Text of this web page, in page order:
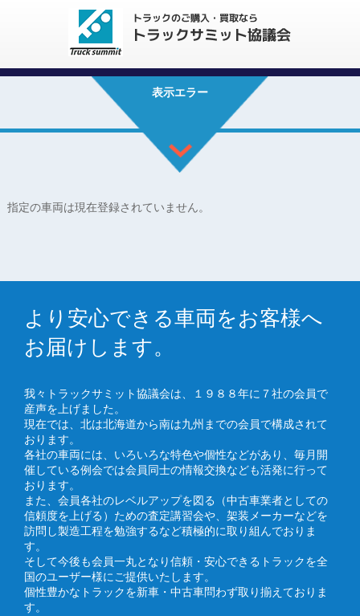
表示エラー
指定の車両は現在登録されていません。
より安心できる車両をお客様へ
お届けします。
我々トラックサミット協議会は、１９８８年に７社の会員で
産声を上げました。
現在では、北は北海道から南は九州までの会員で構成されて
おります。
各社の車両には、いろいろな特色や個性などがあり、毎月開
催している例会では会員同士の情報交換なども活発に行って
おります。
また、会員各社のレベルアップを図る（中古車業者としての
信頼度を上げる）ための査定講習会や、架装メーカーなどを
訪問し製造工程を勉強するなど積極的に取り組んでおりま
す。
そして今後も会員一丸となり信頼・安心できるトラックを全
国のユーザー様にご提供いたします。
個性豊かなトラックを新車・中古車問わず取り揃えておりま
す。